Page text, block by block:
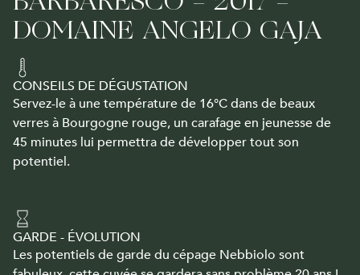
DOMAINE ANGELO GAJA
CONSEILS DE DÉGUSTATION
Servez-le à une température de 16°C dans de beaux
verres à Bourgogne rouge, un carafage en jeunesse de
45 minutes lui permettra de développer tout son
potentiel.
GARDE - ÉVOLUTION
Les potentiels de garde du cépage Nebbiolo sont